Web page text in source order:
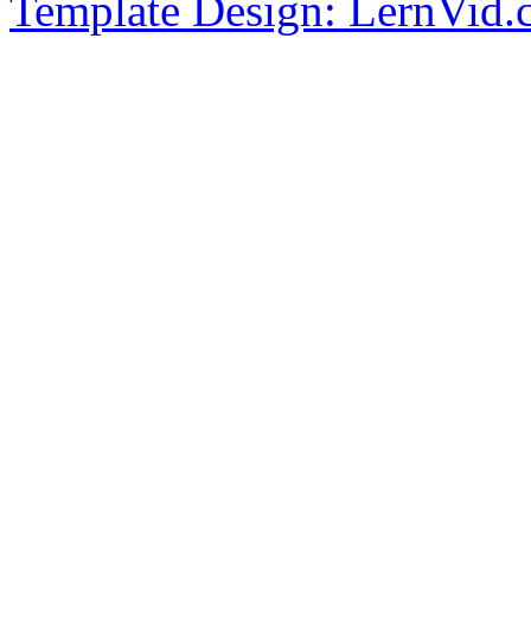
Template Design: